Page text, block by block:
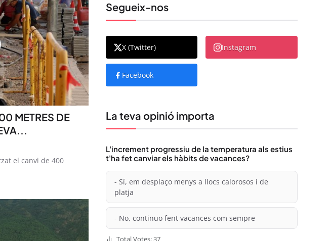
METRES DE
el canvi de 400
Segueix-nos
X (Twitter) Instagram
Facebook
La teva opinió importa
L'increment progressiu de la temperatura als estius
t'ha fet canviar els hàbits de vacances?
- Sí, em desplaço menys a llocs calorosos i de
platja
- No, continuo fent vacances com sempre
Total Votes: 37